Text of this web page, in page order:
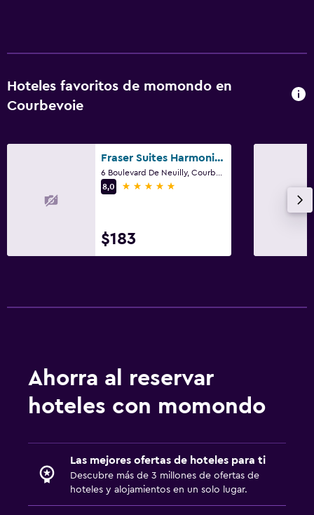
Hoteles favoritos de momondo en
Courbevoie
Fraser Suites Harmonie Paris La Défense
8,0
5 estrellas
$183
Ahorra al reservar
hoteles con momondo
Las mejores ofertas de hoteles para ti
Descubre más de 3 millones de ofertas de
hoteles y alojamientos en un solo lugar.